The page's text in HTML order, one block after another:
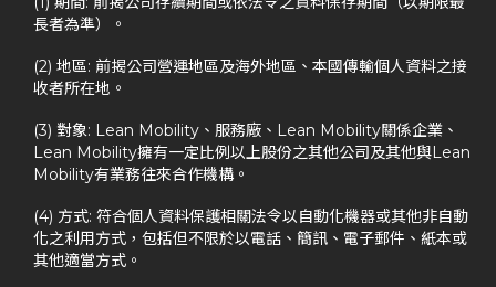
長者為準）。
(2) 地區: 前揭公司營運地區及海外地區、本國傳輸個人資料之接
收者所在地。
(3) 對象: Lean Mobility、服務廠、Lean Mobility關係企業、
Lean Mobility擁有一定比例以上股份之其他公司及其他與Lean
Mobility有業務往來合作機構。
(4) 方式: 符合個人資料保護相關法令以自動化機器或其他非自動
化之利用方式，包括但不限於以電話、簡訊、電子郵件、紙本或
其他適當方式。